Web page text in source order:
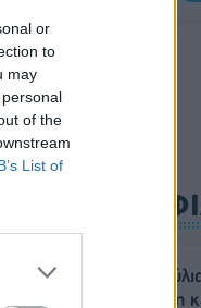
or
to
may
of the
List of
Β.Σ.
και